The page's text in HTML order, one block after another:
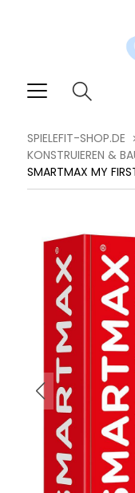
SPIELEFIT-SHOP.DE
KONSTRUIEREN &
SMARTMAX MY